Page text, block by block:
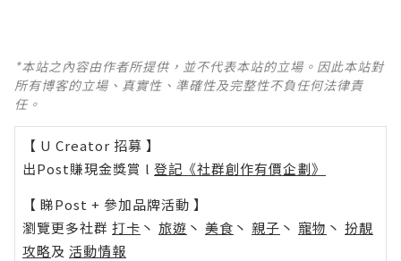
*本站之內容由作者所提供，並不代表本站的立場。因此本站對
所有博客的立場、真實性、準確性及完整性不負任何法律責
任。
【 U Creator 招募 】
出Post賺現金獎賞 l 登記《社群創作有價企劃》
【 睇Post + 參加品牌活動 】
瀏覽更多社群 打卡 丶 旅遊 丶 美食 丶 親子 丶 寵物 丶 扮靚
攻略及 活動情報